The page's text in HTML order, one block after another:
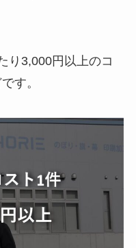
り3,000円以上のコ
す。